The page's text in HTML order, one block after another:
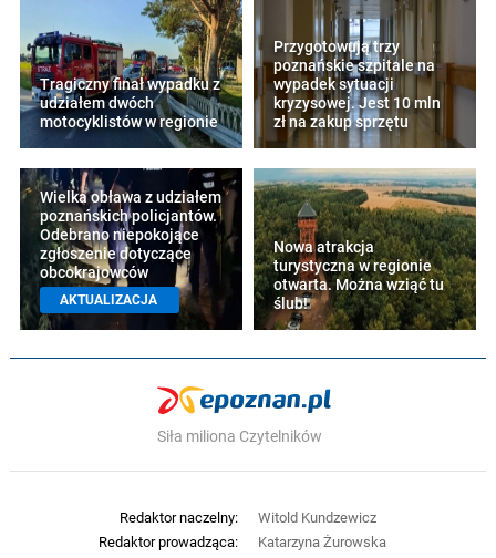
Tragiczny finał wypadku z
udziałem dwóch
motocyklistów w regionie
Przygotowują trzy
poznańskie szpitale na
wypadek sytuacji
kryzysowej. Jest 10 mln
zł na zakup sprzętu
Wielka obława z udziałem
poznańskich policjantów.
Odebrano niepokojące
zgłoszenie dotyczące
obcokrajowców
AKTUALIZACJA
Nowa atrakcja
turystyczna w regionie
otwarta. Można wziąć tu
ślub!
Siła miliona Czytelników
Redaktor naczelny:
Witold Kundzewicz
Redaktor prowadząca:
Katarzyna Żurowska